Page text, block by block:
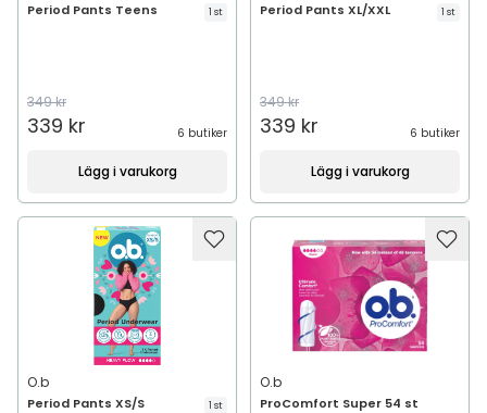
Period Pants Teens 1 st
349 kr
339 kr 6 butiker
Lägg i varukorg
Period Pants XL/XXL 1 st
349 kr
339 kr 6 butiker
Lägg i varukorg
O.b
Period Pants XS/S 1 st
O.b
ProComfort Super 54 st